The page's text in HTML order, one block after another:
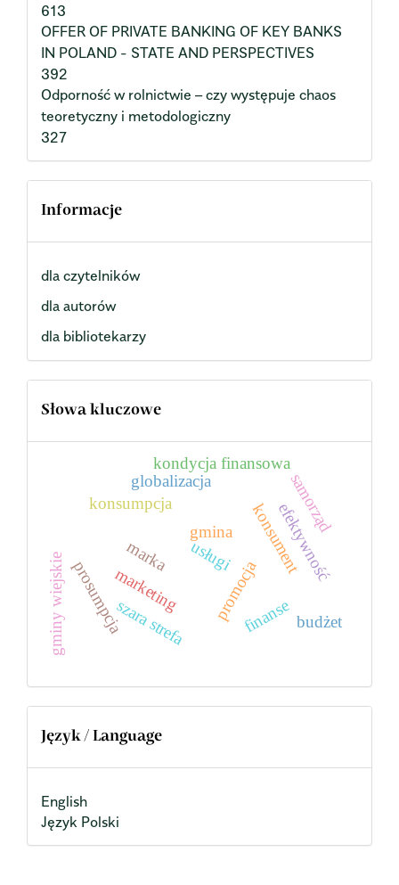
613
OFFER OF PRIVATE BANKING OF KEY BANKS
IN POLAND - STATE AND PERSPECTIVES
392
Odporność w rolnictwie – czy występuje chaos
teoretyczny i metodologiczny
327
Informacje
dla czytelników
dla autorów
dla bibliotekarzy
Słowa kluczowe
gmina
marka
marketing
konsument
konsumpcja
promocjafinanse
prosumpcja
efektywność
globalizacja
usługi
kondycja finansowa
szara strefa
samorząd
budżet
gminy wiejskie
Język / Language
English
Język Polski